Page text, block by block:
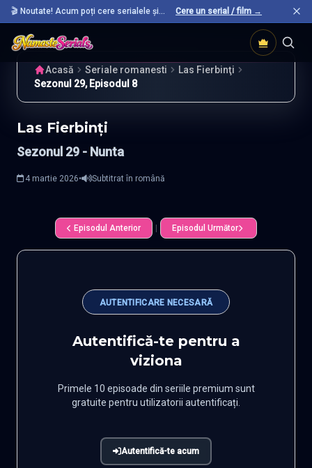
🎬 Noutate! Acum poți cere serialele și
filmele preferate care nu sunt încă pe site.
Cere un serial / film →
Acasă Seriale romanesti
Las Fierbinţi
Sezonul 29, Episodul 8
Las Fierbinţi
Sezonul 29 - Nunta
4 martie 2026• Subtitrat în română
Episodul Anterior Episodul Următor
AUTENTIFICARE NECESARĂ
Autentifică-te pentru a
viziona
Primele 10 episoade din seriile premium sunt
gratuite pentru utilizatorii autentificați.
Autentifică-te acum